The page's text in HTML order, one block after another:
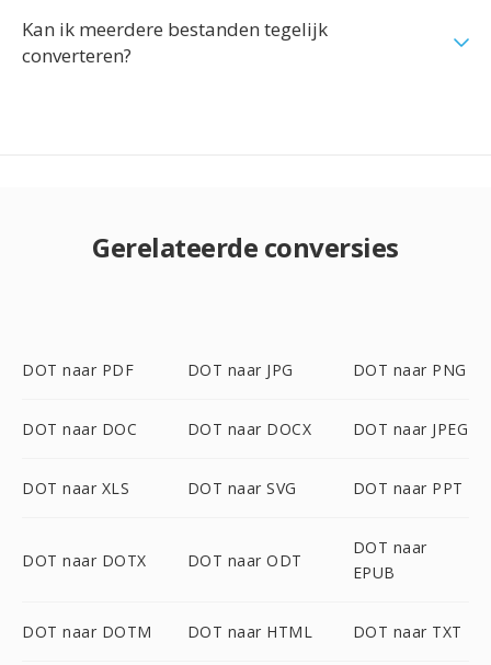
Kan ik meerdere bestanden tegelijk
converteren?
Gerelateerde conversies
DOT naar PDF DOT naar JPG DOT naar PNG
DOT naar DOC DOT naar DOCX DOT naar JPEG
DOT naar XLS DOT naar SVG DOT naar PPT
DOT naar DOTX DOT naar ODT
DOT naar
EPUB
DOT naar DOTM DOT naar HTML DOT naar TXT